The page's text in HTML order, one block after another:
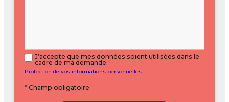
J’accepte que mes données soient utilisées dans le
cadre de ma demande.
Protection de vos informations personnelles
* Champ obligatoire